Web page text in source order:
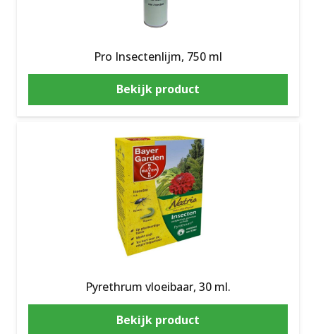
Pro Insectenlijm, 750 ml
Bekijk product
Pyrethrum vloeibaar, 30 ml.
Bekijk product